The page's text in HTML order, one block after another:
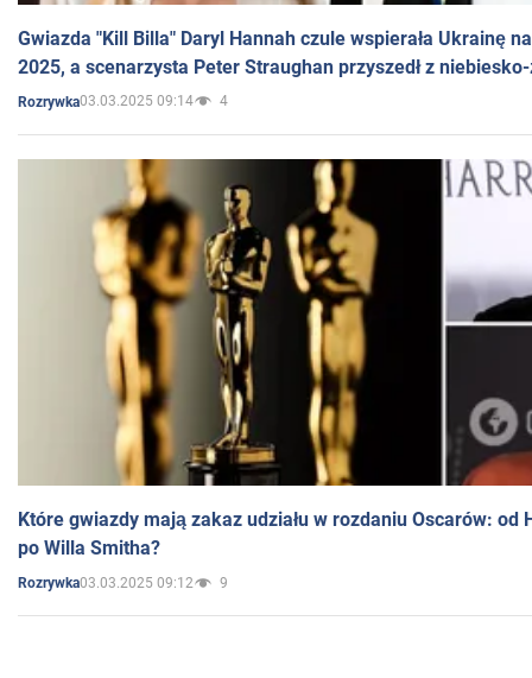
Gwiazda "Kill Billa" Daryl Hannah czule wspierała Ukrainę
2025, a scenarzysta Peter Straughan przyszedł z
Rozrywka03.03.2025 09:14 4
Które gwiazdy mają zakaz udziału w rozdaniu Oscarów: od
po Willa Smitha?
Rozrywka03.03.2025 09:12 9